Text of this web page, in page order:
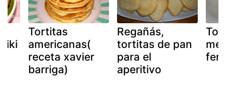
Tortitas
americanas(
receta xavier
barriga)
Regañás,
tortitas de pan
para el
aperitivo